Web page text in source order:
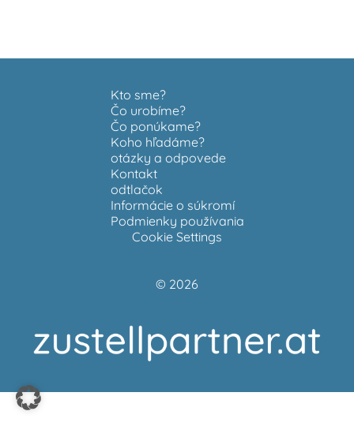
Kto sme?
Čo urobíme?
Čo ponúkame?
Koho hľadáme?
otázky a odpovede
Kontakt
odtlačok
Informácie o súkromí
Podmienky používania
Cookie Settings
© 2026